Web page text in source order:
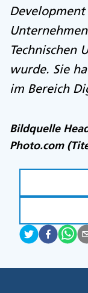
Technischen
wurde. Sie
im Bereich
Bildquelle
Photo.com